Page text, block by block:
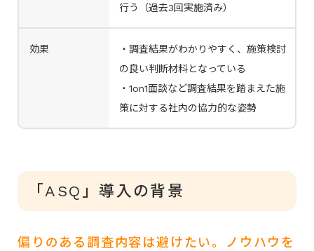
行う（過去3回実施済み）
効果
・調査結果がわかりやすく、施策検討
の良い判断材料となっている
・1on1面談など調査結果を踏まえた施
策に対する社内の協力的な姿勢
「ASQ」導入の背景
偏りのある調査内容は避けたい。ノウハウを